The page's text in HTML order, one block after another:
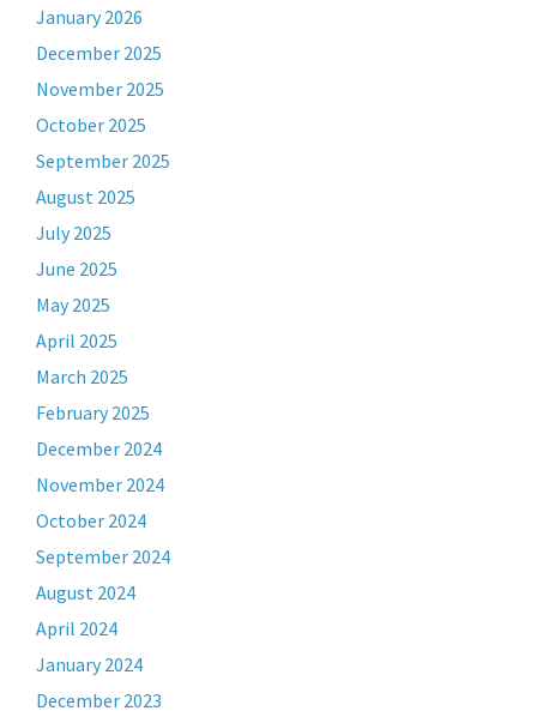
January 2026
December 2025
November 2025
October 2025
September 2025
August 2025
July 2025
June 2025
May 2025
April 2025
March 2025
February 2025
December 2024
November 2024
October 2024
September 2024
August 2024
April 2024
January 2024
December 2023